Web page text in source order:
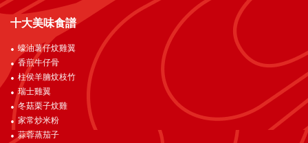
十大美味食譜
蠔油薯仔炆雞翼
香煎牛仔骨
柱侯羊腩炆枝竹
瑞士雞翼
冬菇栗子炆雞
家常炒米粉
蒜蓉蒸茄子